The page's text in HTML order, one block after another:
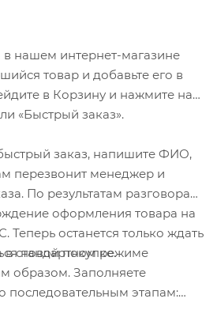
в нашем интернет-магазине
товар и добавьте его в
в Корзину и нажмите на
«Быстрый заказ».
заказ, напишите ФИО,
перезвонит менеджер и
По результатам разговора
оформления товара на
Теперь останется только ждать
новой покупке.
стандартном режиме
образом. Заполняете
последовательным этапам: